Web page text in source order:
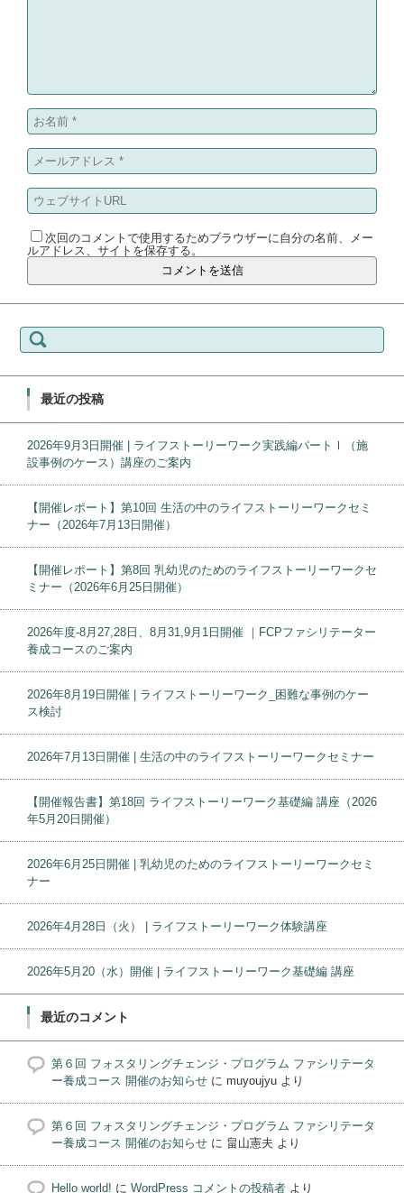
次回のコメントで使用するためブラウザーに自分の名前、メー
ルアドレス、サイトを保存する。
検索:
最近の投稿
2026年9月3日開催 | ライフストーリーワーク実践編パートⅠ（施
設事例のケース）講座のご案内
【開催レポート】第10回 生活の中のライフストーリーワークセミ
ナー（2026年7月13日開催）
【開催レポート】第8回 乳幼児のためのライフストーリーワークセ
ミナー（2026年6月25日開催）
2026年度-8月27,28日、8月31,9月1日開催 ｜FCPファシリテーター
養成コースのご案内
2026年8月19日開催 | ライフストーリーワーク_困難な事例のケー
ス検討
2026年7月13日開催 | 生活の中のライフストーリーワークセミナー
【開催報告書】第18回 ライフストーリーワーク基礎編 講座（2026
年5月20日開催）
2026年6月25日開催 | 乳幼児のためのライフストーリーワークセミ
ナー
2026年4月28日（火） | ライフストーリーワーク体験講座
2026年5月20（水）開催 | ライフストーリーワーク基礎編 講座
最近のコメント
第６回 フォスタリングチェンジ・プログラム ファシリテータ
ー養成コース 開催のお知らせ に muyoujyu より
第６回 フォスタリングチェンジ・プログラム ファシリテータ
ー養成コース 開催のお知らせ に 畠山憲夫 より
Hello world! に WordPress コメントの投稿者 より